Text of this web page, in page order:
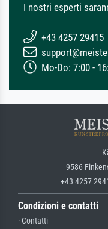
I nostri esperti
+43 4257 29415
Mo-Do: 7:00 -
9586
+43 4257
Condizioni e contatti
· Contatti